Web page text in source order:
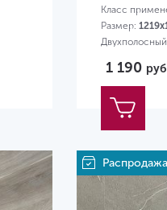
Класс
Размер:
1 190
Распродажа